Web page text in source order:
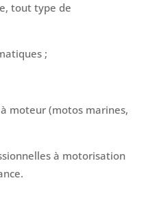
tout type de
;
moteur (motos marines,
à motorisation